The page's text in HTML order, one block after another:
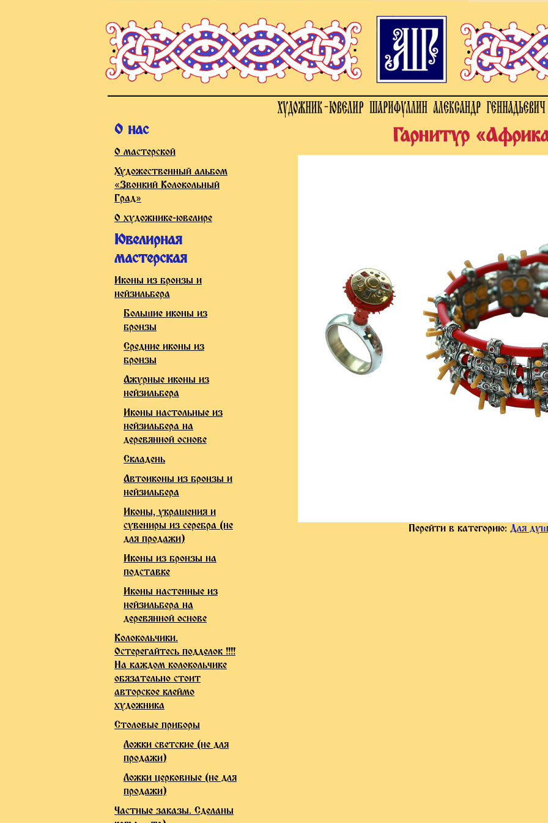
О нас
О мастерской
Художественный альбом
«Звонкий Колокольный
Град»
О художнике-ювелире
Ювелирная
мастерская
Иконы из бронзы и
нейзильбера
Большие иконы из
бронзы
Средние иконы из
бронзы
Ажурные иконы из
нейзильбера
Иконы настольные из
нейзильбера на
деревянной основе
Складень
Автоиконы из бронзы и
нейзильбера
Иконы, украшения и
сувениры из серебра (не
для продажи)
Иконы из бронзы на
подставке
Иконы настенные из
нейзильбера на
деревянной основе
Колокольчики.
Остерегайтесь подделок !!!!
На каждом колокольчике
обязательно стоит
авторское клеймо
художника
Столовые приборы
Ложки светские (не для
продажи)
Ложки церковные (не для
продажи)
Частные заказы. Сделаны
Гарнитур
Перейти в категорию: Для